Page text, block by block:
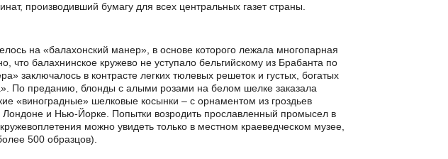
производивший бумагу для всех центральных газет страны.
на «балахонский манер», в основе которого лежала многопарная
что балахнинское кружево не уступало бельгийскому из Брабанта по
заключалось в контрасте легких тюлевых решеток и густых, богатых
По преданию, блонды с алыми розами на белом шелке заказала
«виноградные» шелковые косынки – с орнаментом из гроздьев
и Нью-Йорке. Попытки возродить прославленный промысел в
можно увидеть только в местном краеведческом музее,
500 образцов).